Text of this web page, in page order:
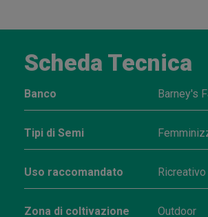
Scheda Tecnica
Banco Barney's
Tipi di Semi
Uso raccomandato Ricreativo
Zona di coltivazione Outdoor